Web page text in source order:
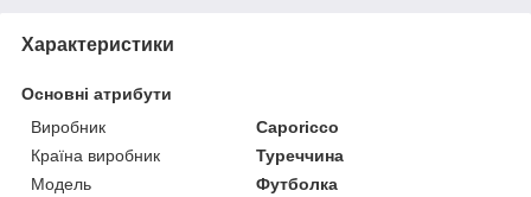
Характеристики
Основні атрибути
Виробник
Caporicco
Країна виробник
Туреччина
Модель
Футболка